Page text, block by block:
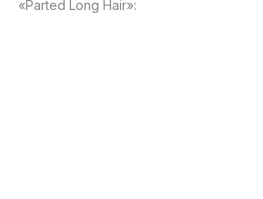
«Parted Long Hair»: